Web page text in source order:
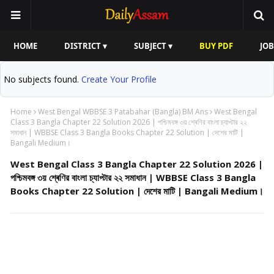
HOME DISTRICT ▾ SUBJECT ▾ BUY PDF
No subjects found. Create Your Profile
Home West Bengal WBBSE 3 Patabahar (Bangla) BM Ans West Bengal
Class 3 Bangla Chapter 22 Solution 2026 | পশ্চিমবঙ্গ ৩য় শ্ৰেণির বাংলা চ্যাপ্টার ২২
সমাধান | WBBSE Class 3 Bangla Books Chapter 22 Solution | দেশের মাটি |
Bangali Medium।
West Bengal Class 3 Bangla Chapter 22 Solution 2026 |
পশ্চিমবঙ্গ ৩য় শ্ৰেণির বাংলা চ্যাপ্টার ২২ সমাধান | WBBSE Class 3 Bangla
Books Chapter 22 Solution | দেশের মাটি | Bangali Medium।